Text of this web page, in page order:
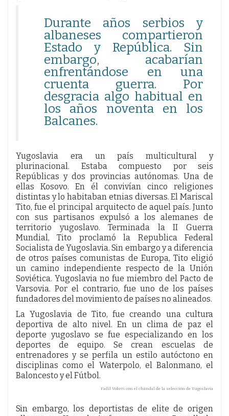
Durante años serbios y
albaneses compartieron
Estado y República. Sin
embargo, acabarían
enfrentándose en una
cruenta guerra. Por
desgracia algo habitual en
los años noventa en los
Balcanes.
Yugoslavia era un país multicultural y
plurinacional. Estaba compuesto por seis
Repúblicas y dos provincias autónomas. Una de
ellas Kosovo. En él convivían cinco religiones
distintas y lo habitaban etnias diversas. El Mariscal
Tito, fue el principal arquitecto de aquel país. Junto
con sus partisanos expulsó a los alemanes de
territorio yugoslavo. Terminada la II Guerra
Mundial, Tito proclamó la Republica Federal
Socialista de Yugoslavia. Sin embargo y a diferencia
de otros países comunistas de Europa, Tito eligió
un camino independiente respecto de la Unión
Soviética. Yugoslavia no fue miembro del Pacto de
Varsovia. Por el contrario, fue uno de los países
fundadores del movimiento de países no alineados.
La Yugoslavia de Tito, fue creando una cultura
deportiva de alto nivel. En un clima de paz el
deporte yugoslavo se fue especializando en los
deportes de equipo. Se crean escuelas de
entrenadores y se perfila un estilo autóctono en
disciplinas como el Waterpolo, el Balonmano, el
Baloncesto y el Fútbol.
Fadil Vokrri con el chándal de la selección de Yugoslavia
Sin embargo, los deportistas de elite de origen